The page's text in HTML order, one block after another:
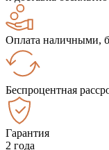
Оплата наличными,
Беспроцентная
Гарантия
2 года